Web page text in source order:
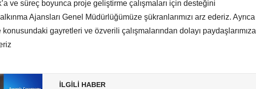
ve süreç boyunca proje geliştirme çalışmaları için desteğini
Ajansları Genel Müdürlüğümüze şükranlarımızı arz ederiz. Ayrıca
gayretleri ve özverili çalışmalarından dolayı paydaşlarımıza
İLGİLİ HABER